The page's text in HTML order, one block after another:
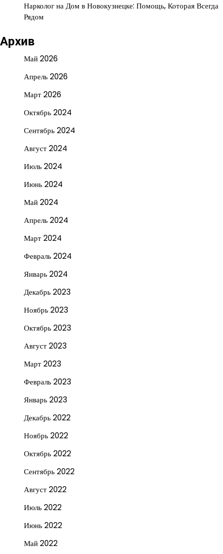
Нарколог на Дом в Новокузнецке: Помощь, Которая Всегда
Рядом
Архив
Май 2026
Апрель 2026
Март 2026
Октябрь 2024
Сентябрь 2024
Август 2024
Июль 2024
Июнь 2024
Май 2024
Апрель 2024
Март 2024
Февраль 2024
Январь 2024
Декабрь 2023
Ноябрь 2023
Октябрь 2023
Август 2023
Март 2023
Февраль 2023
Январь 2023
Декабрь 2022
Ноябрь 2022
Октябрь 2022
Сентябрь 2022
Август 2022
Июль 2022
Июнь 2022
Май 2022